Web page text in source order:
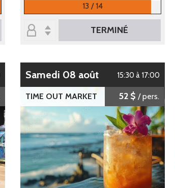
13 / 14
TERMINÉ
samedi 08 août 15:30 à 17:00
TIME OUT MARKET 52 $ / pers.